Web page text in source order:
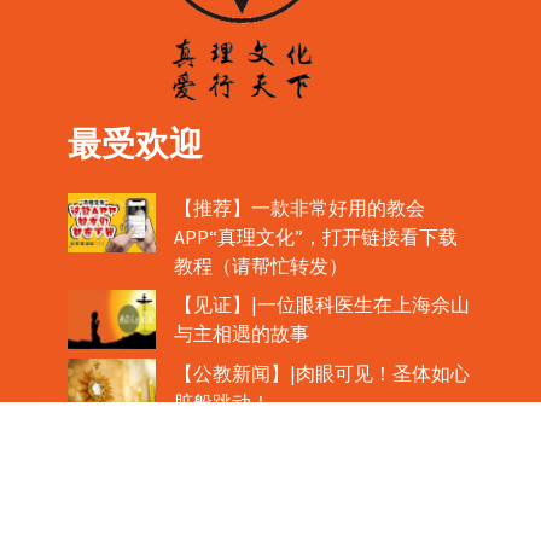
最受欢迎
【推荐】一款非常好用的教会
APP“真理文化”，打开链接看下载
教程（请帮忙转发）
【见证】|一位眼科医生在上海佘山
与主相遇的故事
【公教新闻】|肉眼可见！圣体如心
脏般跳动！